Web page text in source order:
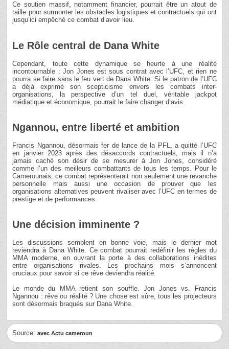
Ce soutien massif, notamment financier, pourrait être un atout de
taille pour surmonter les obstacles logistiques et contractuels qui ont
jusqu’ici empêché ce combat d’avoir lieu.
Le Rôle central de Dana White
Cependant, toute cette dynamique se heurte à une réalité
incontournable : Jon Jones est sous contrat avec l’UFC, et rien ne
pourra se faire sans le feu vert de Dana White. Si le patron de l’UFC
a déjà exprimé son scepticisme envers les combats inter-
organisations, la perspective d’un tel duel, véritable jackpot
médiatique et économique, pourrait le faire changer d’avis.
Ngannou, entre liberté et ambition
Francis Ngannou, désormais fer de lance de la PFL, a quitté l’UFC
en janvier 2023 après des désaccords contractuels, mais il n’a
jamais caché son désir de se mesurer à Jon Jones, considéré
comme l’un des meilleurs combattants de tous les temps. Pour le
Camerounais, ce combat représenterait non seulement une revanche
personnelle mais aussi une occasion de prouver que les
organisations alternatives peuvent rivaliser avec l’UFC en termes de
prestige et de performances
Une décision imminente ?
Les discussions semblent en bonne voie, mais le dernier mot
reviendra à Dana White. Ce combat pourrait redéfinir les règles du
MMA moderne, en ouvrant la porte à des collaborations inédites
entre organisations rivales. Les prochains mois s’annoncent
cruciaux pour savoir si ce rêve deviendra réalité.
Le monde du MMA retient son souffle. Jon Jones vs. Francis
Ngannou : rêve ou réalité ? Une chose est sûre, tous les projecteurs
sont désormais braqués sur Dana White.
Source:avec Actu cameroun